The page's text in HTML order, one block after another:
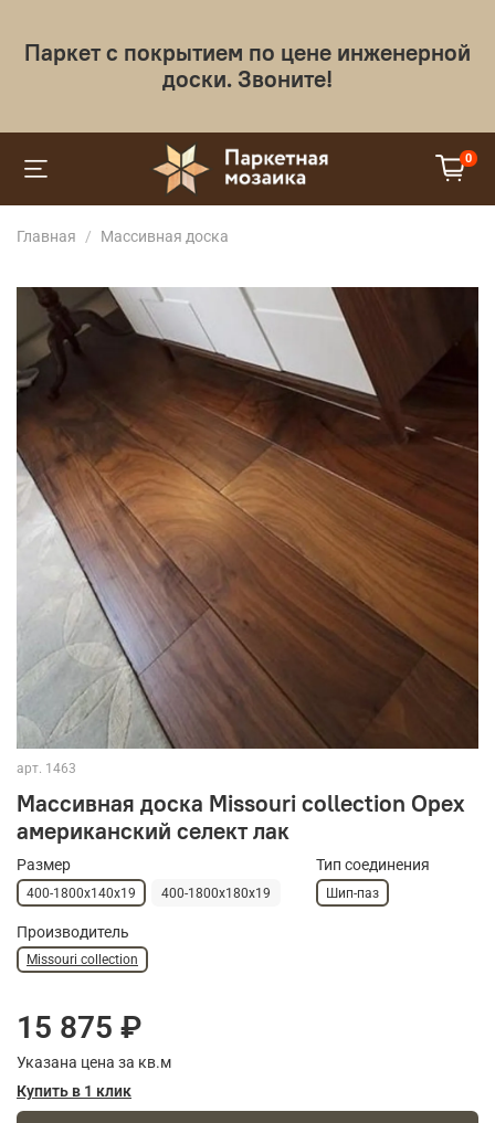
Паркет с покрытием по цене инженерной
доски. Звоните!
0
Главная Массивная доска
арт. 1463
Массивная доска Missouri collection Орех
американский селект лак
Размер
400-1800х140х19 400-1800х180х19
Тип соединения
Шип-паз
Производитель
Missouri collection
15 875 ₽
Указана цена за кв.м
Купить в 1 клик